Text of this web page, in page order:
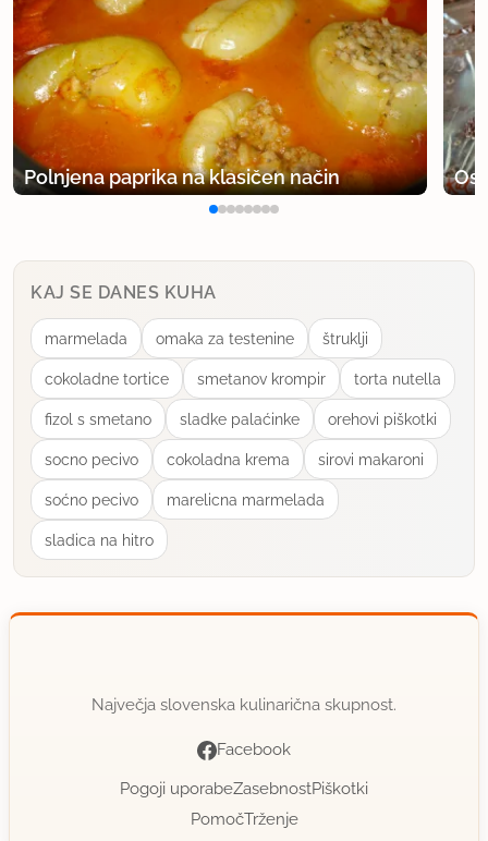
Polnjena paprika na klasičen način
KAJ SE DANES KUHA
marmelada omaka za testenine štruklji
cokoladne tortice smetanov krompir torta nutella
fizol s smetano sladke palaćinke orehovi piškotki
socno pecivo cokoladna krema sirovi makaroni
soćno pecivo marelicna marmelada
sladica na hitro
Največja slovenska kulinarična skupnost.
Facebook
Pogoji uporabeZasebnostPiškotki
PomočTrženje